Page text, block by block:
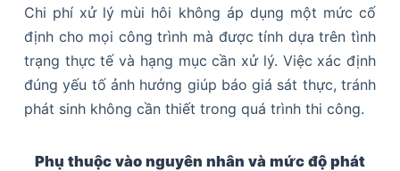
Chi phí xử lý mùi hôi không áp dụng một mức cố
định cho mọi công trình mà được tính dựa trên tình
trạng thực tế và hạng mục cần xử lý. Việc xác định
đúng yếu tố ảnh hưởng giúp báo giá sát thực, tránh
phát sinh không cần thiết trong quá trình thi công.
Phụ thuộc vào nguyên nhân và mức độ phát